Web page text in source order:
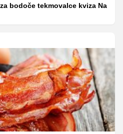
bodoče tekmovalce kviza Na